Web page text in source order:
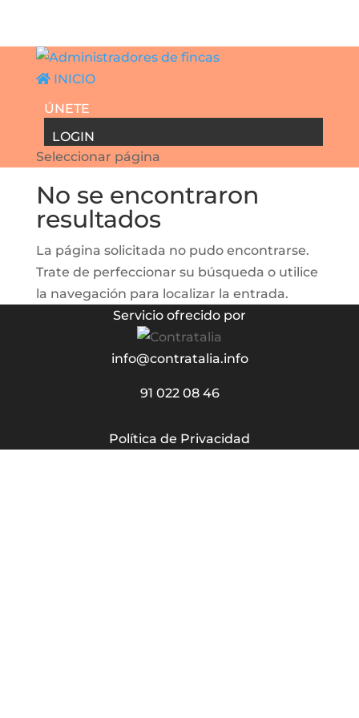
INICIO
ÚNETE
LOGIN
Seleccionar página
No se encontraron
resultados
La página solicitada no pudo encontrarse.
Trate de perfeccionar su búsqueda o utilice
la navegación para localizar la entrada.
Servicio ofrecido por
info@contratalia.info
91 022 08 46
Política de Privacidad